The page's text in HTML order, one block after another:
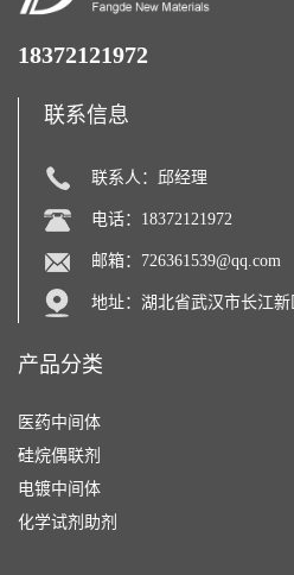
18372121972
联系信息
联系人：邱经理
电话：18372121972
邮箱： 726361539@qq.com
地址：湖北省武汉市长江
产品分类
医药中间体
硅烷偶联剂
电镀中间体
化学试剂助剂